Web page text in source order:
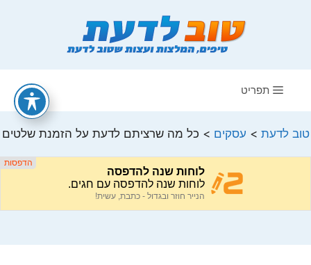
תפריט
טוב לדעת > עסקים > כל מה שרציתם לדעת על הזמנת שלטים